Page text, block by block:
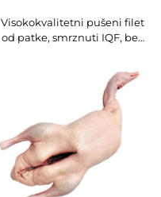
Visokokvalitetni pušeni filet
od patke, smrznuti IQF, bez